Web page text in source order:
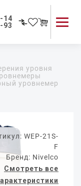
14
93
Применение приборов
Как мы работаем
уровня
уровнемер
WEP-21S-
F
Бренд: Nivelco
Смотреть все